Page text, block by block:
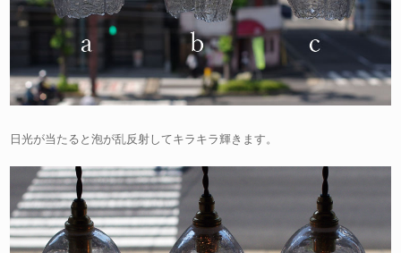
日光が当たると泡が乱反射してキラキラ輝きます。